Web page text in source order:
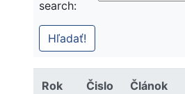
search:
Rok Čislo Článok